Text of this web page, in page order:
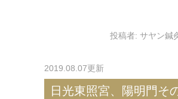
投稿者: サヤン鍼
2019.08.07更新
日光東照宮、陽明門そ